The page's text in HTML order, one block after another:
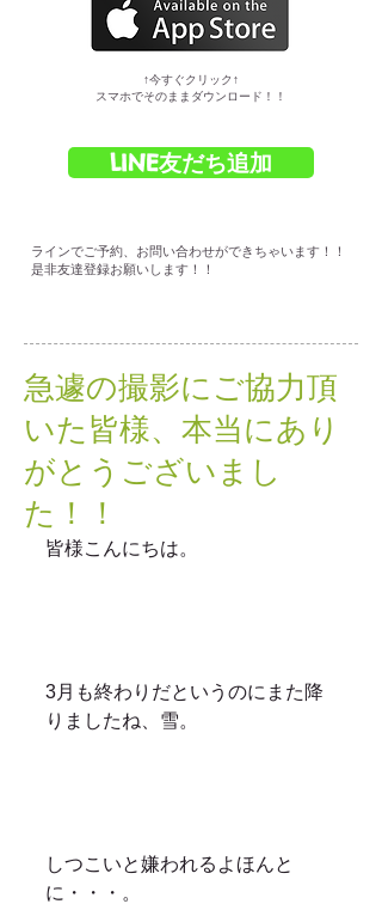
​↑今すぐクリック↑
スマホでそのままダウンロード！！
LINE友だち追加
ラインでご予約、お問い合わせができちゃいます！！
是非友達登録お願いします！！
急遽の撮影にご協力頂
いた皆様、本当にあり
がとうございまし
た！！
皆様こんにちは。
3月も終わりだというのにまた降
りましたね、雪。
しつこいと嫌われるよほんと
に・・・。